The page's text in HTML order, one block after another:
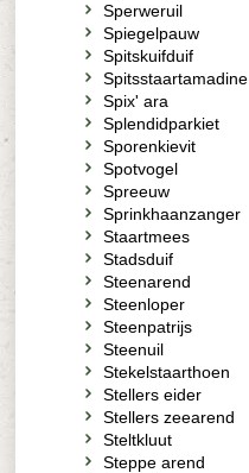
Sperweruil
Spiegelpauw
Spitskuifduif
Spitsstaartamadine
Spix' ara
Splendidparkiet
Sporenkievit
Spotvogel
Spreeuw
Sprinkhaanzanger
Staartmees
Stadsduif
Steenarend
Steenloper
Steenpatrijs
Steenuil
Stekelstaarthoen
Stellers eider
Stellers zeearend
Steltkluut
Steppe arend